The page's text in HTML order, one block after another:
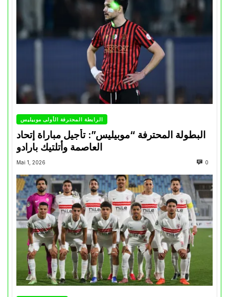
الرابطة المحترفة الأولى موبيليس
البطولة المحترفة “موبيليس”: تأجيل مباراة إتحاد
العاصمة وأتلتيك بارادو
Mai 1, 2026 0